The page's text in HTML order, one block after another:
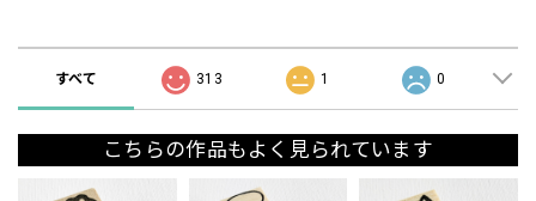
すべて 313 1 0
こちらの作品もよく見られています